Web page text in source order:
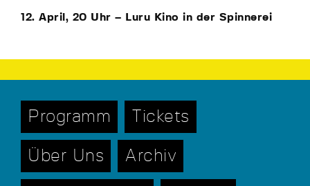
12. April, 20 Uhr – Luru Kino in der Spinnerei
Programm Tickets
Über Uns Archiv